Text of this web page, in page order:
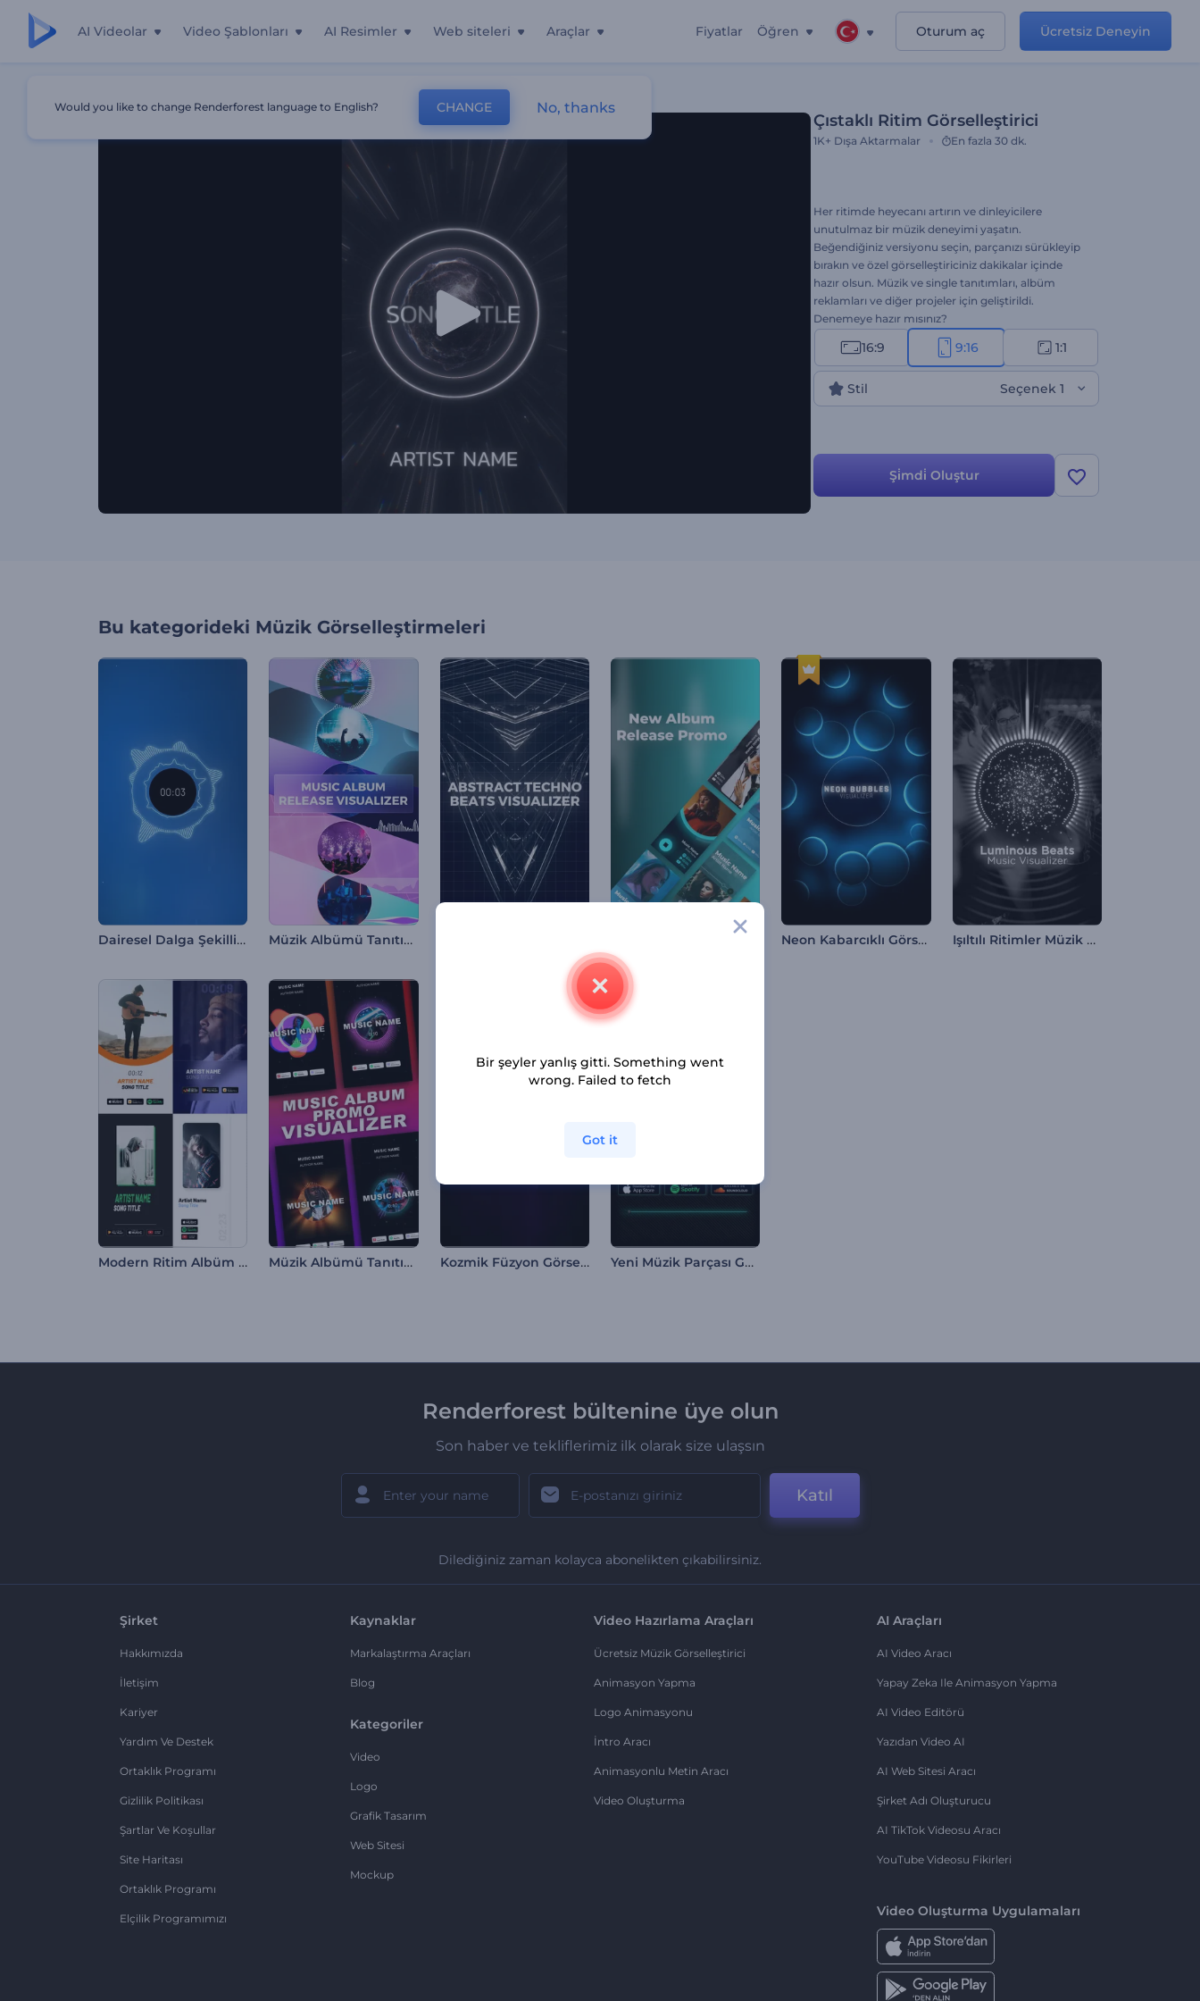
AI Videolar Video Şablonları AI Resimler Web siteleri Araçlar Fiyatlar Öğren Oturum aç Ücretsiz Deneyin
Çıstaklı Ritim Görselleştirici
1K+ Dışa Aktarmalar En fazla 30 dk.
Her ritimde heyecanı artırın ve dinleyicilere
unutulmaz bir müzik deneyimi yaşatın.
Beğendiğiniz versiyonu seçin, parçanızı sürükleyip
bırakın ve özel görselleştiriciniz dakikalar içinde
hazır olsun. Müzik ve single tanıtımları, albüm
reklamları ve diğer projeler için geliştirildi.
Denemeye hazır mısınız?
16:9 9:16 1:1
Stil Seçenek 1
Şi̇mdi̇ Oluştur
Bu kategorideki Müzik Görselleştirmeleri
Dairesel Dalga Şekilli Ekolayzır Müzik Albümü Tanıtımı Görselleştirici Neon Kabarcıklı Görselleştirici Işıltılı Ritimler Müzik Görselleştirici
Modern Ritim Albüm Tanıtımı Müzik Albümü Tanıtımı Görselleştirici Kozmik Füzyon Görselleştirici Yeni Müzik Parçası Görselleştirici
Renderforest bültenine üye olun
Son haber ve tekliflerimiz ilk olarak size ulaşsın
Katıl
Dilediğiniz zaman kolayca abonelikten çıkabilirsiniz.
Şirket
Hakkımızda
İletişim
Kariyer
Yardım Ve Destek
Ortaklık Programı
Gizlilik Politikası
Şartlar Ve Koşullar
Site Haritası
Ortaklık Programı
Elçilik Programımızı
Kaynaklar
Markalaştırma Araçları
Blog
Kategoriler
Video
Logo
Grafik Tasarım
Web Sitesi
Mockup
Video Hazırlama Araçları
Ücretsiz Müzik Görselleştirici
Animasyon Yapma
Logo Animasyonu
İntro Aracı
Animasyonlu Metin Aracı
Video Oluşturma
AI Araçları
AI Video Aracı
Yapay Zeka Ile Animasyon Yapma
AI Video Editörü
Yazıdan Video AI
AI Web Sitesi Aracı
Şirket Adı Oluşturucu
AI TikTok Videosu Aracı
YouTube Videosu Fikirleri
Video Oluşturma Uygulamaları
Would you like to change Renderforest language to English? CHANGE No, thanks
Bir şeyler yanlış gitti. Something went
wrong. Failed to fetch
Got it